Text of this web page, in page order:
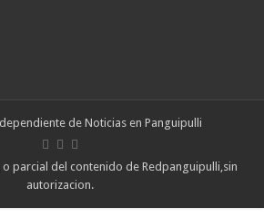
de Noticias en Panguipulli
parcial del contenido de Redpanguipulli,sin
autorizacion.